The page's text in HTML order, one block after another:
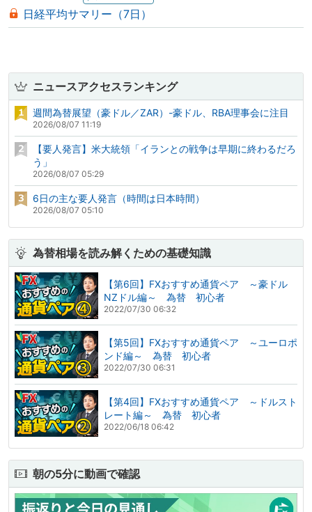
日経平均サマリー（7日）
ニュースアクセスランキング
週間為替展望（豪ドル／ZAR）-豪ドル、RBA理事会に注目
2026/08/07 11:19
【要人発言】米大統領「イランとの戦争は早期に終わるだろ
う」
2026/08/07 05:29
6日の主な要人発言（時間は日本時間）
2026/08/07 05:10
為替相場を読み解くための基礎知識
【第6回】FXおすすめ通貨ペア ～豪ドル
NZドル編～ 為替 初心者
2022/07/30 06:32
【第5回】FXおすすめ通貨ペア ～ユーロポ
ンド編～ 為替 初心者
2022/07/30 06:31
【第4回】FXおすすめ通貨ペア ～ドルスト
レート編～ 為替 初心者
2022/06/18 06:42
朝の5分に動画で確認